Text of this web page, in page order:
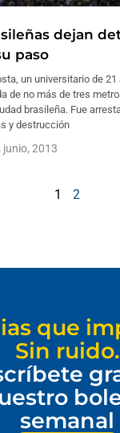
dejan
paso
un universitario de 21
de no más de tres
brasileña. Fue
y destrucción
junio, 2013
1 2
que
Sin ruido.
semanal